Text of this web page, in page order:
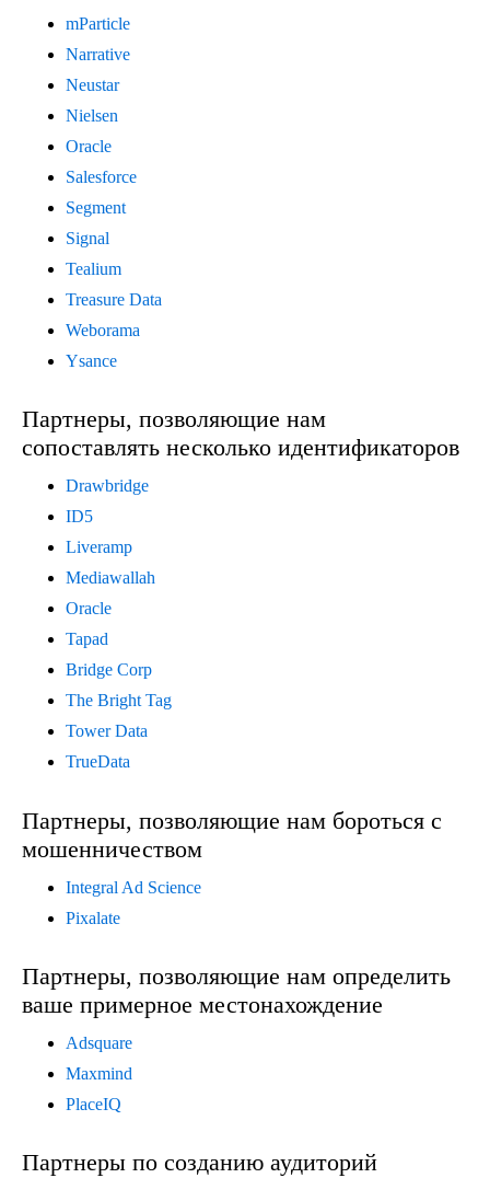
mParticle
Narrative
Neustar
Nielsen
Oracle
Salesforce
Segment
Signal
Tealium
Treasure Data
Weborama
Ysance
Партнеры, позволяющие нам
сопоставлять несколько идентификаторов
Drawbridge
ID5
Liveramp
Mediawallah
Oracle
Tapad
Bridge Corp
The Bright Tag
Tower Data
TrueData
Партнеры, позволяющие нам бороться с
мошенничеством
Integral Ad Science
Pixalate
Партнеры, позволяющие нам определить
ваше примерное местонахождение
Adsquare
Maxmind
PlaceIQ
Партнеры по созданию аудиторий